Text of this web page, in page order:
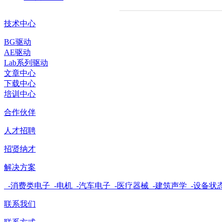
技术中心
BG驱动
AE驱动
Lab系列驱动
文章中心
下载中心
培训中心
合作伙伴
人才招聘
招贤纳才
解决方案
-消费类电子 -电机 -汽车电子 -医疗器械 -建筑声学 -设备状
联系我们